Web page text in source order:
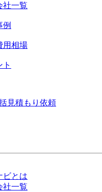
社一覧
例
用相場
ト
見積もり依頼
ビとは
社一覧